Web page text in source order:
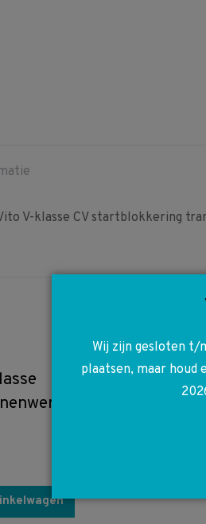
V-klasse CV startblokkering
Wij zijn gesloten t/
plaatsen, maar houd